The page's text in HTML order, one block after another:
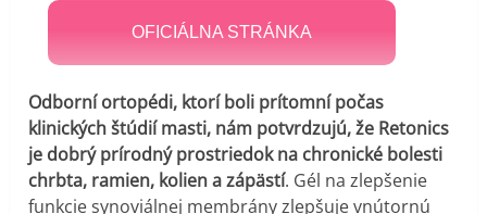
OFICIÁLNA STRÁNKA
Odborní ortopédi, ktorí boli prítomní počas
klinických štúdií masti, nám potvrdzujú, že Retonics
je dobrý prírodný prostriedok na chronické bolesti
chrbta, ramien, kolien a zápästí. Gél na zlepšenie
funkcie synoviálnej membrány zlepšuje vnútornú